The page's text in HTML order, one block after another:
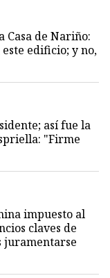
Casa de Nariño:
edificio; y no,
así fue la
"Firme
impuesto al
claves de
juramentarse